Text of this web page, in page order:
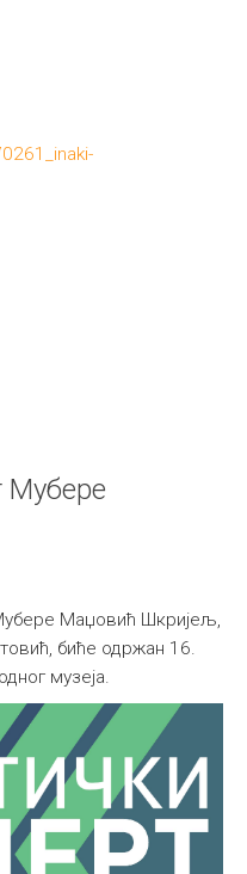
Мубере
Маџовић Шкријељ,
биће одржан 16.
музеја.